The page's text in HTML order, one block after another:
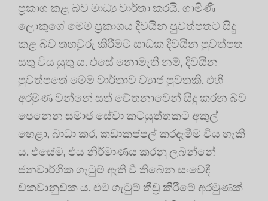
ප්‍රකාශ කළ බව මාධ්‍ය වාර්තා කරයි. ගාමිණී
ලොකුගේ මෙම ප්‍රකාශය දිවයින පුවත්පතට සිදු
කළ බව තහවුරු කිරීමට සාධක දිවයින පුවත්පත
සතු විය යුතු ය. එසේ නොමැති නම්, දිවයින
පුවත්පතේ මෙම වාර්තාව ව්‍යාජ පුවතකි. එහි
අරමුණ වන්නේ සත් චේතනාවෙන් සිදු කරන බව
පෙනෙන සමාජ සේවා කටයුත්තකට අකුල්
හෙළා, බාධා කර, කඩාකප්පල් කරදැමීම විය හැකි
ය. එසේම, එය නිර්මාණය කරනු ලබන්නේ
ජනවාර්ගික ගැටුම් ඇති වී තිබෙන සංවේදී
වකවානුවක ය. එම ගැටුම් තීව්‍ර කිරීමේ අරමුණක්